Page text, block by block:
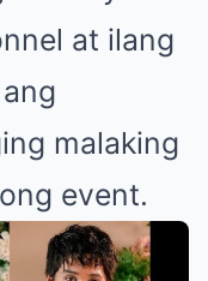
at ilang
malaking
event.